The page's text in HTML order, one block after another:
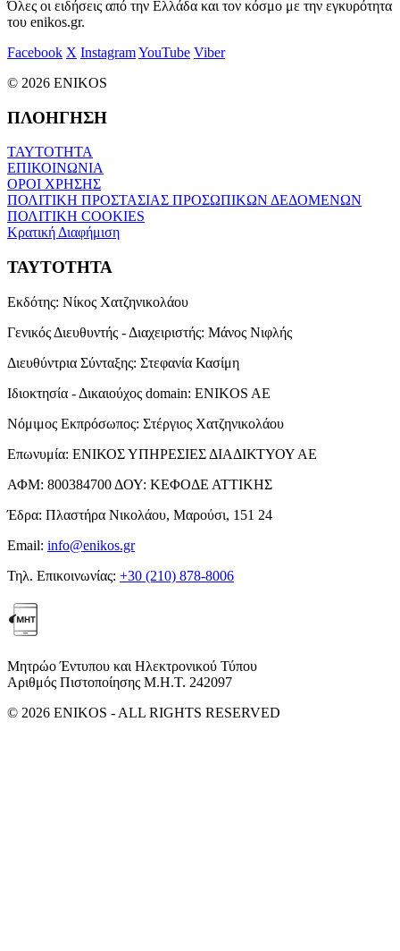
Όλες οι ειδήσεις από την Ελλάδα και τον κόσμο με την εγκυρότητα
του enikos.gr.
Facebook X InstagramYouTube Viber
© 2026 ENIKOS
ΠΛΟΗΓΗΣΗ
ΤΑΥΤΟΤΗΤΑ
ΕΠΙΚΟΙΝΩΝΙΑ
ΟΡΟΙ ΧΡΗΣΗΣ
ΠΟΛΙΤΙΚΗ ΠΡΟΣΤΑΣΙΑΣ ΠΡΟΣΩΠΙΚΩΝ ΔΕΔΟΜΕΝΩΝ
ΠΟΛΙΤΙΚΗ COOKIES
Κρατική Διαφήμιση
ΤΑΥΤΟΤΗΤΑ
Εκδότης: Νίκος Χατζηνικολάου
Γενικός Διευθυντής - Διαχειριστής: Μάνος Νιφλής
Διευθύντρια Σύνταξης: Στεφανία Κασίμη
Ιδιοκτησία - Δικαιούχος domain: ENIKOS AE
Νόμιμος Εκπρόσωπος: Στέργιος Χατζηνικολάου
Επωνυμία: ΕΝΙΚΟΣ ΥΠΗΡΕΣΙΕΣ ΔΙΑΔΙΚΤΥΟΥ ΑΕ
ΑΦΜ: 800384700 ΔΟΥ: ΚΕΦΟΔΕ ΑΤΤΙΚΗΣ
Έδρα: Πλαστήρα Νικολάου, Μαρούσι, 151 24
Email: info@enikos.gr
Τηλ. Επικοινωνίας: +30 (210) 878-8006
Μητρώο Έντυπου και Ηλεκτρονικού Τύπου
Αριθμός Πιστοποίησης Μ.Η.Τ. 242097
© 2026 ENIKOS - ALL RIGHTS RESERVED